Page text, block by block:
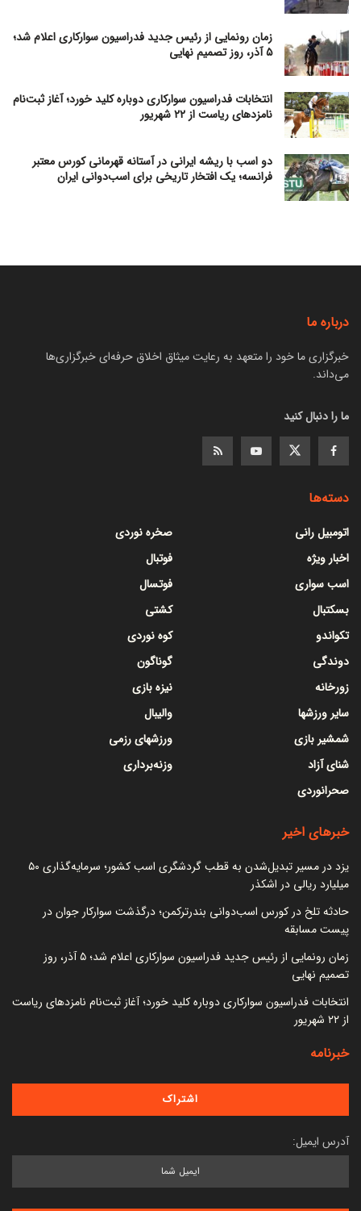
زمان رونمایی از رئیس جدید فدراسیون سوارکاری اعلام شد؛
۵ آذر، روز تصمیم نهایی
انتخابات فدراسیون سوارکاری دوباره کلید خورد؛ آغاز ثبت‌نام
نامزدهای ریاست از ۲۲ شهریور
دو اسب با ریشه ایرانی در آستانه قهرمانی کورس معتبر
فرانسه؛ یک افتخار تاریخی برای اسب‌دوانی ایران
درباره ما
خبرگزاری ما خود را متعهد به رعایت میثاق اخلاق حرفه‌ای خبرگزاری‌ها
می‌داند.
ما را دنبال کنید
دسته‌ها
اتومبیل رانی
اخبار ویژه
اسب سواری
بسکتبال
تکواندو
دوندگی
زورخانه
سایر ورزشها
شمشیر بازی
شنای آزاد
صحرانوردی
صخره نوردی
فوتبال
فوتسال
کشتی
کوه نوردی
گوناگون
نیزه بازی
والیبال
ورزشهای رزمی
وزنه‌برداری
خبرهای اخیر
یزد در مسیر تبدیل‌شدن به قطب گردشگری اسب کشور؛ سرمایه‌گذاری ۵۰
میلیارد ریالی در اشکذر
حادثه تلخ در کورس اسب‌دوانی بندرترکمن؛ درگذشت سوارکار جوان در
پیست مسابقه
زمان رونمایی از رئیس جدید فدراسیون سوارکاری اعلام شد؛ ۵ آذر، روز
تصمیم نهایی
انتخابات فدراسیون سوارکاری دوباره کلید خورد؛ آغاز ثبت‌نام نامزدهای ریاست
از ۲۲ شهریور
خبرنامه
آدرس ایمیل: